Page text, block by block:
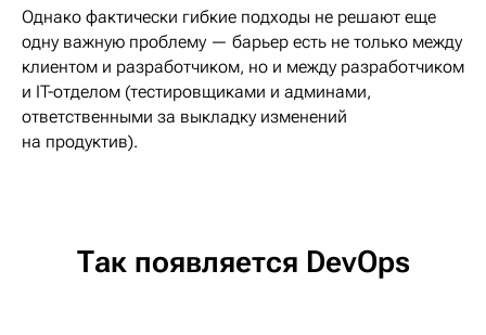
Однако фактически гибкие подходы не решают еще
одну важную проблему — барьер есть не только между
клиентом и разработчиком, но и между разработчиком
и IT-отделом (тестировщиками и админами,
ответственными за выкладку изменений
на продуктив).
Так появляется DevOps